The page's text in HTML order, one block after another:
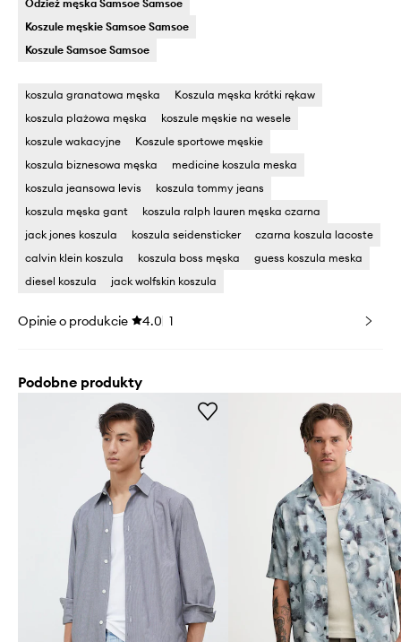
Odzież męska Samsoe Samsoe
Koszule męskie Samsoe Samsoe
Koszule Samsoe Samsoe
koszula granatowa męska
Koszula męska krótki rękaw
koszula plażowa męska
koszule męskie na wesele
koszule wakacyjne
Koszule sportowe męskie
koszula biznesowa męska
medicine koszula meska
koszula jeansowa levis
koszula tommy jeans
koszula męska gant
koszula ralph lauren męska czarna
jack jones koszula
koszula seidensticker
czarna koszula lacoste
calvin klein koszula
koszula boss męska
guess koszula meska
diesel koszula
jack wolfskin koszula
Opinie o produkcie 4.0 1
Podobne produkty